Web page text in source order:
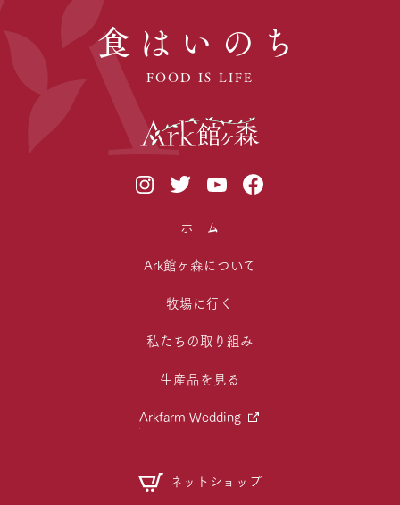
食はいのち
FOOD IS LIFE
ホーム
Ark館ヶ森について
牧場に行く
私たちの取り組み
生産品を見る
Arkfarm Wedding
ネットショップ